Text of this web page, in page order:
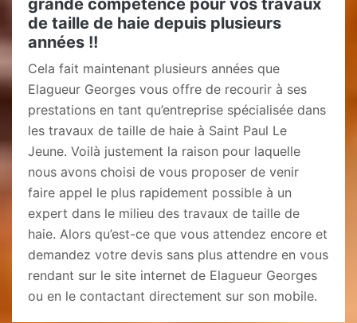
grande compétence pour vos travaux
de taille de haie depuis plusieurs
années !!
Cela fait maintenant plusieurs années que
Elagueur Georges vous offre de recourir à ses
prestations en tant qu’entreprise spécialisée dans
les travaux de taille de haie à Saint Paul Le
Jeune. Voilà justement la raison pour laquelle
nous avons choisi de vous proposer de venir
faire appel le plus rapidement possible à un
expert dans le milieu des travaux de taille de
haie. Alors qu’est-ce que vous attendez encore et
demandez votre devis sans plus attendre en vous
rendant sur le site internet de Elagueur Georges
ou en le contactant directement sur son mobile.